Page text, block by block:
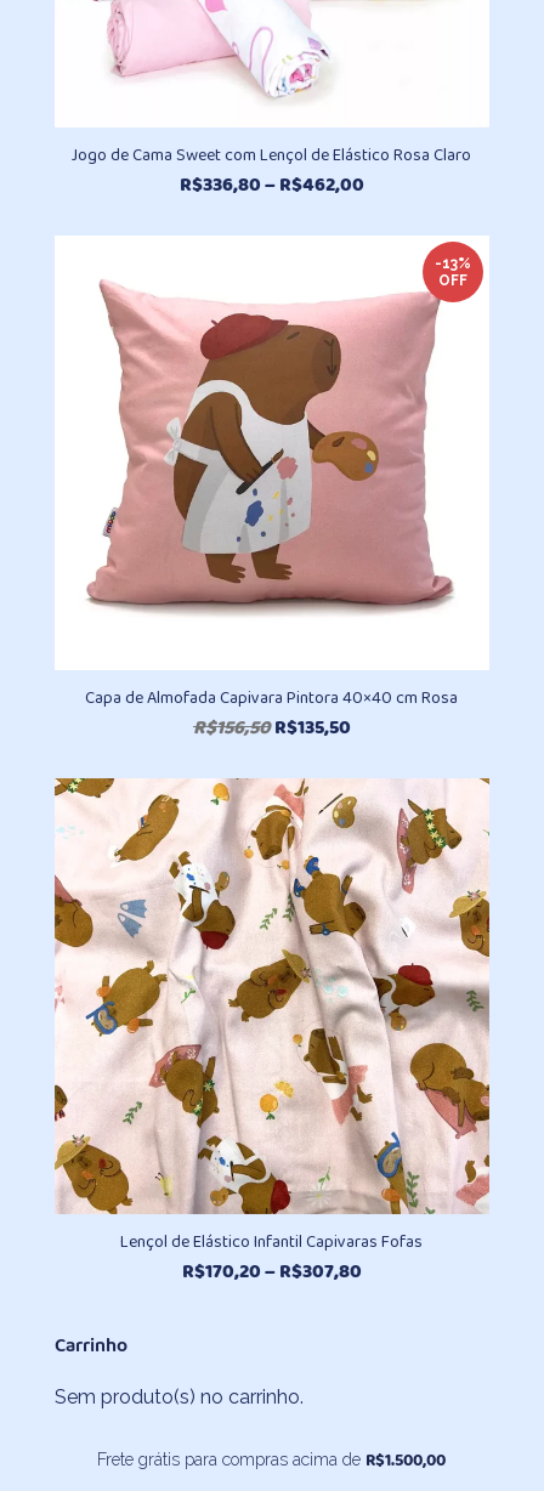
Jogo de Cama Sweet com Lençol de Elástico Rosa Claro
R$336,80–R$462,00Faixa
preço:
R$336,80
através
R$462,00
-13%
OFF
Capa de Almofada Capivara Pintora 40×40 cm Rosa
R$156,50O
original
era:
R$156,50.
R$135,50O
atual
é:
R$135,50.
Lençol de Elástico Infantil Capivaras Fofas
R$170,20–R$307,80Faixa
Carrinho
Sem produto(s) no carrinho.
Frete grátis para compras acima de R$1.500,00